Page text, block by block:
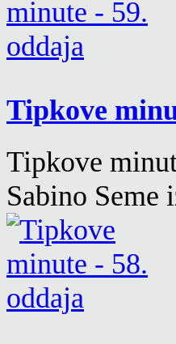
Tipkove
Tipkove
Sabino